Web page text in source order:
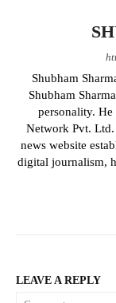
Shubham
Shubham
personality.
Network Pvt. Ltd.
news website
digital journalism,
LEAVE A REPLY